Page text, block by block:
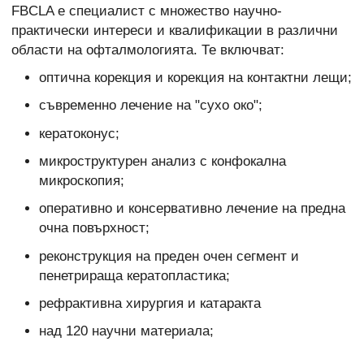
FBCLA е специалист с множество научно-
практически интереси и квалификации в различни
области на офталмологията. Те включват:
оптична корекция и корекция на контактни лещи;
съвременно лечение на "сухо око";
кератоконус;
микроструктурен анализ с конфокална
микроскопия;
оперативно и консервативно лечение на предна
очна повърхност;
реконструкция на преден очен сегмент и
пенетрираща кератопластика;
рефрактивна хирургия и катаракта
над 120 научни материала;